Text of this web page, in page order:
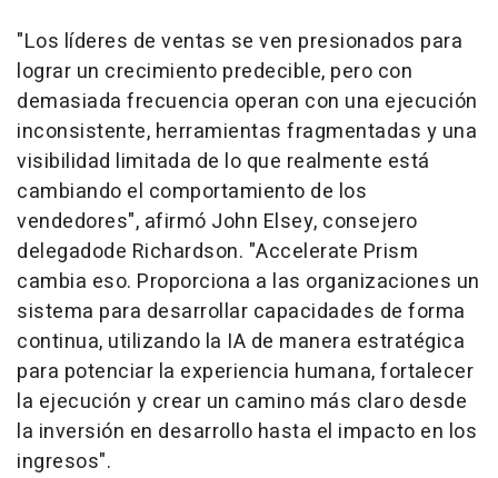
"Los líderes de ventas se ven presionados para
lograr un crecimiento predecible, pero con
demasiada frecuencia operan con una ejecución
inconsistente, herramientas fragmentadas y una
visibilidad limitada de lo que realmente está
cambiando el comportamiento de los
vendedores", afirmó John Elsey, consejero
delegadode Richardson. "Accelerate Prism
cambia eso. Proporciona a las organizaciones un
sistema para desarrollar capacidades de forma
continua, utilizando la IA de manera estratégica
para potenciar la experiencia humana, fortalecer
la ejecución y crear un camino más claro desde
la inversión en desarrollo hasta el impacto en los
ingresos".